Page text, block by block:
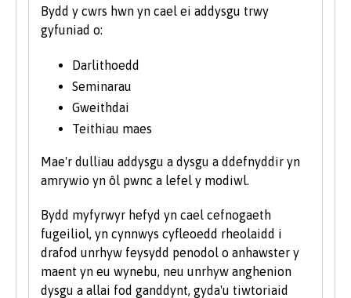
Ochr yn ochr â'ch astudiaethau mae
Prifysgol Bangor yn cynnig amrywiaeth o
creadigol. O digwyddiadau i ymweliadau
rheolaidd gan awduron creadigol,
gwneuthurwyr ffilm, newyddiadurwyr,
dylunwyr, dramodwyr a gwneuthurwyr
Dangos mae’r strwythur cwrs isod y
nodweddiadol a gall y rheiny newid o bryd
i'w gilydd. Gall modiwlau a addysgir yn ail
flwyddyn ac ym mlwyddyn olaf y cwrs gael
eu symud o’r naill flwyddyn i'r llall i gyd-
fynd ag arbenigedd staff a datblygiadau
Bydd y cwrs hwn yn cael ei addysgu trwy
gyfuniad o:
Darlithoedd
Seminarau
Gweithdai
Teithiau maes
Mae'r dulliau addysgu a dysgu a ddefnyddir yn
amrywio yn ôl pwnc a lefel y modiwl.
Bydd myfyrwyr hefyd yn cael cefnogaeth
fugeiliol, yn cynnwys cyfleoedd rheolaidd i
drafod unrhyw feysydd penodol o anhawster y
maent yn eu wynebu, neu unrhyw anghenion
dysgu a allai fod ganddynt, gyda'u tiwtoriaid